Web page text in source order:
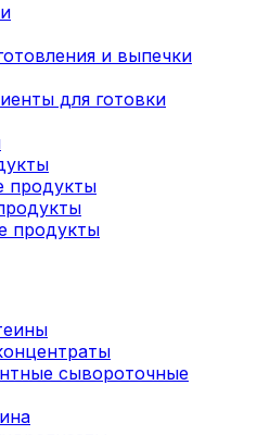
и выпечки
для готовки
продукты
продукты
сывороточные